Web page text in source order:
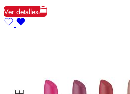
Ver detalles